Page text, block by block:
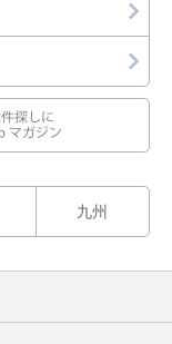
九州